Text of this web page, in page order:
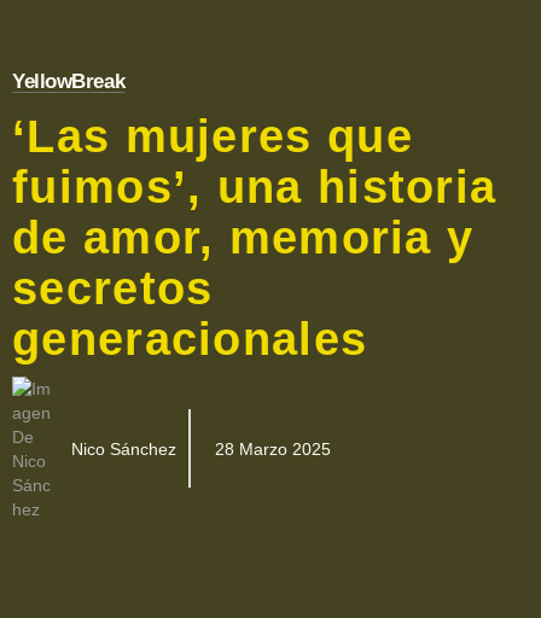
YellowBreak
‘Las mujeres que
fuimos’, una historia
de amor, memoria y
secretos
generacionales
Nico Sánchez 28 Marzo 2025